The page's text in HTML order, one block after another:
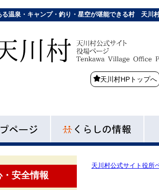
る温泉・キャンプ・釣り・星空が堪能できる村 天川
天川村HPトップへ
・安全情報
天川村公式サイト役所